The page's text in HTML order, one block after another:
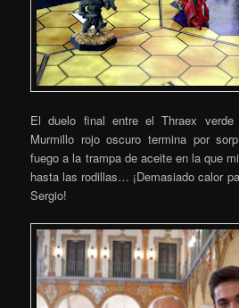
El duelo final entre el Thraex
Murmillo rojo oscuro termina por
fuego a la trampa de aceite en la que
hasta las rodillas… ¡Demasiado calor
Sergio!